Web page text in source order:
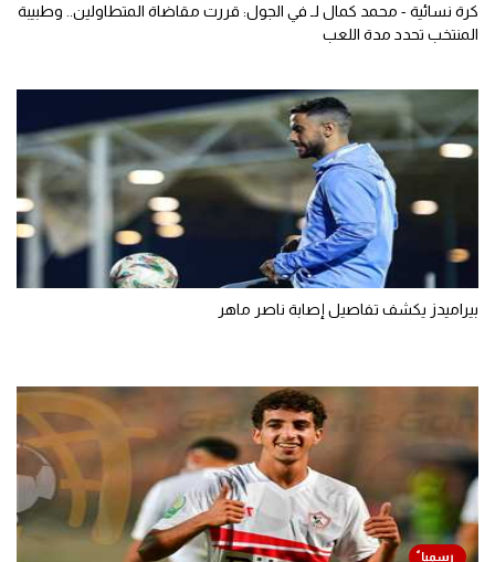
كرة نسائية - محمد كمال لـ في الجول: قررت مقاضاة المتطاولين.. وطبيبة
المنتخب تحدد مدة اللعب
بيراميدز يكشف تفاصيل إصابة ناصر ماهر